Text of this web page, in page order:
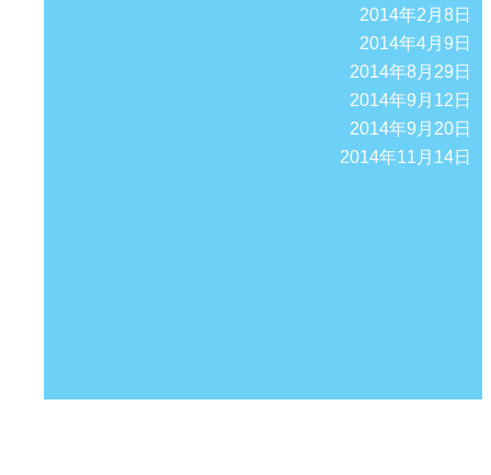
2014年2月8日
2014年4月9日
2014年8月29日
2014年9月12日
2014年9月20日
2014年11月14日